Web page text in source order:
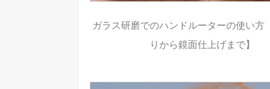
ガラス研磨でのハンドルーターの使い方
りから鏡面仕上げまで】